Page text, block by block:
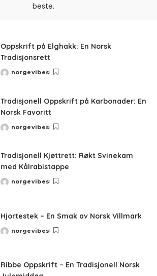
beste.
Oppskrift på Elghakk: En Norsk
Tradisjonsrett
Posted
norgevibes
Tradisjonell Oppskrift på Karbonader: En
Norsk Favoritt
Posted
norgevibes
Tradisjonell Kjøttrett: Røkt Svinekam
med Kålrabistappe
Posted
norgevibes
Hjortestek – En Smak av Norsk Villmark
Posted
norgevibes
Ribbe Oppskrift – En Tradisjonell Norsk